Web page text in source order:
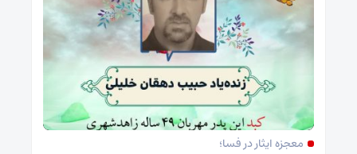
معجزه ایثار در فسا؛